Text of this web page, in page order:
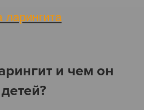
и чем он